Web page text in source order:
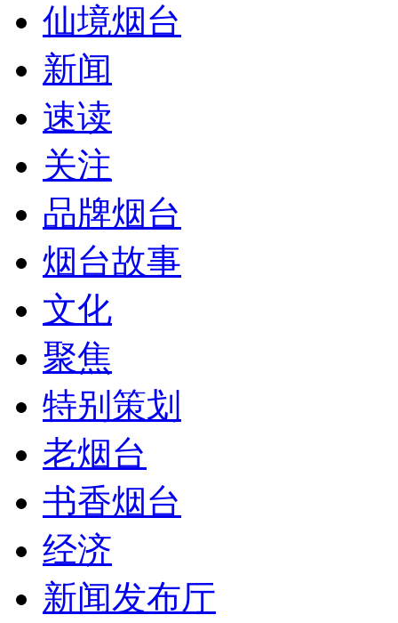
仙境烟台
新闻
速读
关注
品牌烟台
烟台故事
文化
聚焦
特别策划
老烟台
书香烟台
经济
新闻发布厅